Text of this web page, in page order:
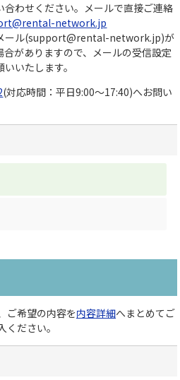
合わせください。メールで直接ご連絡
network.jp
ール(support@rental-network.jp)が
がありますので、メールの受信設定
いたします。
(対応時間：平日9:00～17:40)へお問い
ご希望の内容を内容詳細へまとめてご
ください。